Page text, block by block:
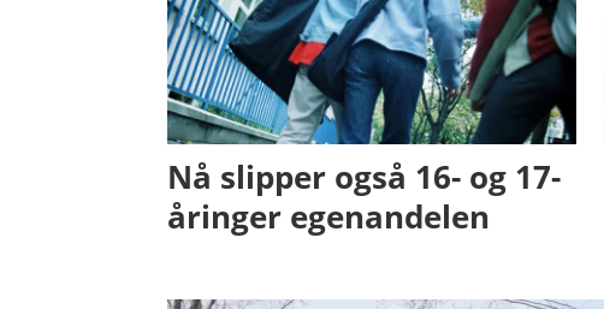
Nå slipper også 16- og 17-
åringer egenandelen